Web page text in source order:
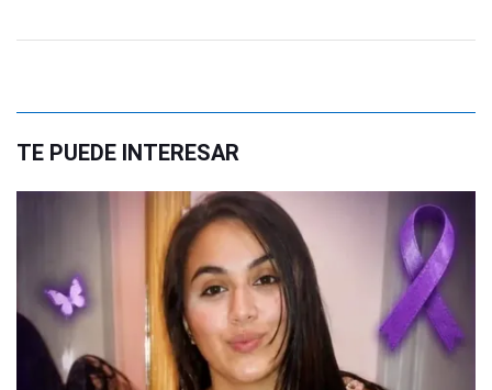
TE PUEDE INTERESAR